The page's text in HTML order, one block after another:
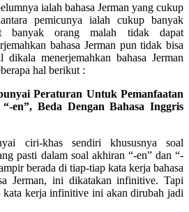
ialah bahasa Jerman yang cukup
pemicunya ialah cukup banyak
banyak orang malah tidak dapat
bahasa Jerman pun tidak bisa
menerjemahkan bahasa Jerman
hal berikut :
Peraturan Untuk Pemanfaatan
en”, Beda Dengan Bahasa Inggris
ciri-khas sendiri khususnya soal
pasti dalam soal akhiran “-en” dan “-
berada di tiap-tiap kata kerja bahasa
Jerman, ini dikatakan infinitive. Tapi
kata kerja infinitive ini akan dirubah jadi